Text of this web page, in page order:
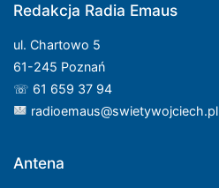
Redakcja Radia Emaus
ul. Chartowo 5
61-245 Poznań
☏ 61 659 37 94
radioemaus@swietywojciech.pl
Antena